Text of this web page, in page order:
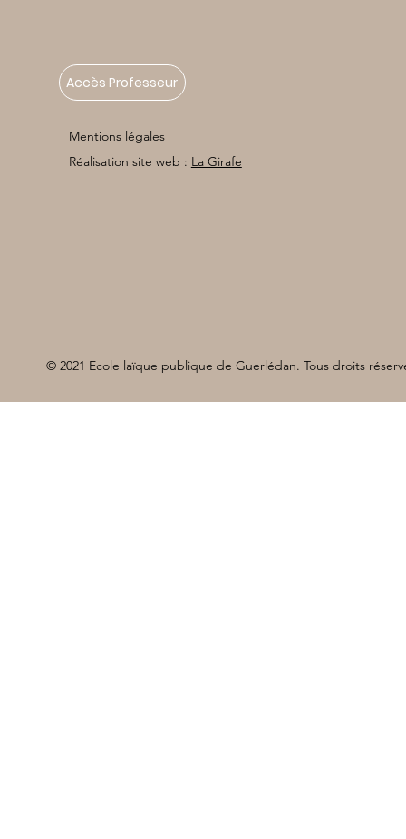
© 2021 Ecole laïque publique de Guerlédan. Tous droits
Accès Professeur
Mentions légales
Réalisation site web : La Girafe